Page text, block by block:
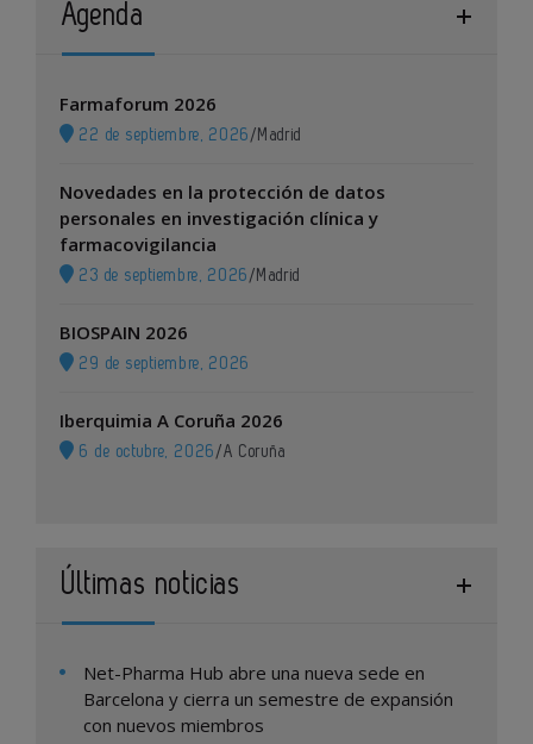
Agenda
Farmaforum 2026
22 de septiembre, 2026 / Madrid
Novedades en la protección de datos
personales en investigación clínica y
farmacovigilancia
23 de septiembre, 2026 / Madrid
BIOSPAIN 2026
29 de septiembre, 2026
Iberquimia A Coruña 2026
6 de octubre, 2026 /A Coruña
Últimas noticias
Net-Pharma Hub abre una nueva sede en
Barcelona y cierra un semestre de expansión
con nuevos miembros